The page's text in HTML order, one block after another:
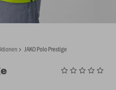
JAKO Polo Prestige